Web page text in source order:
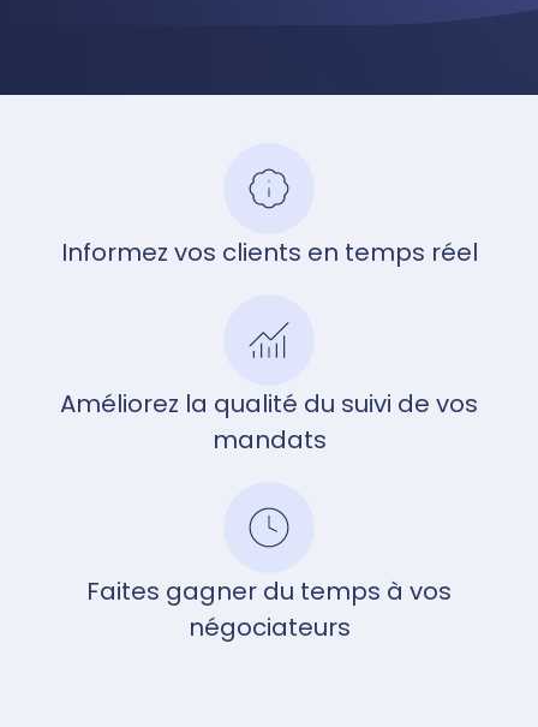
Informez vos clients en temps réel
Améliorez la qualité du suivi de vos
mandats
Faites gagner du temps à vos
négociateurs